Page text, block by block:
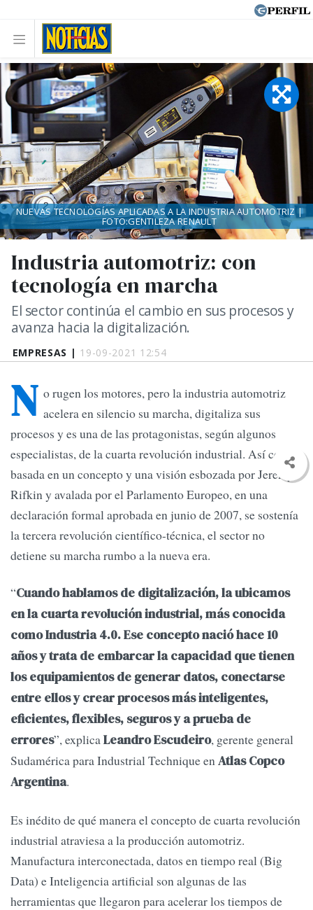
EMPRESAS | 19-09-2021 12:54
Industria automotriz: con
tecnología en marcha
El sector continúa el cambio en sus procesos y
avanza hacia la digitalización.
NUEVAS TECNOLOGÍAS APLICADAS A LA INDUSTRIA AUTOMOTRIZ |
FOTO:GENTILEZA RENAULT
N o rugen los motores, pero la industria automotriz
acelera en silencio su marcha, digitaliza sus
procesos y es una de las protagonistas, según algunos
especialistas, de la cuarta revolución industrial. Así como
basada en un concepto y una visión esbozada por Jeremy
Rifkin y avalada por el Parlamento Europeo, en una
declaración formal aprobada en junio de 2007, se sostenía
la tercera revolución científico-técnica, el sector no
detiene su marcha rumbo a la nueva era.
“Cuando hablamos de digitalización, la ubicamos
en la cuarta revolución industrial, más conocida
como Industria 4.0. Ese concepto nació hace 10
años y trata de embarcar la capacidad que tienen
los equipamientos de generar datos, conectarse
entre ellos y crear procesos más inteligentes,
eficientes, flexibles, seguros y a prueba de
errores”, explicaLeandro Escudeiro, gerente general
Sudamérica para Industrial Technique enAtlas Copco
Argentina.
Es inédito de qué manera el concepto de cuarta revolución
industrial atraviesa a la producción automotriz.
Manufactura interconectada, datos en tiempo real (Big
Data) e Inteligencia artificial son algunas de las
herramientas que llegaron para acelerar los tiempos de